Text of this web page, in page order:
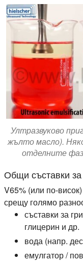
Ултразвуково
жълто масло).
отделните
Общи съставки
V65% (или по-
срещу голямо
съставки за
глицерин и др.
вода (напр.
емулгатор /